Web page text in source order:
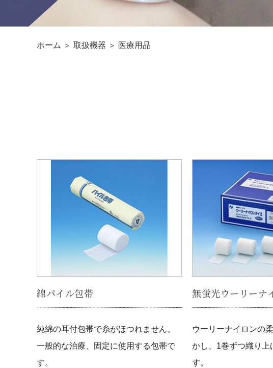
ホーム ＞ 取扱機器 ＞ 医療用品
綿パイル包帯
純綿の耳付包帯で糸がほつれません。
一般的な治療、固定に使用する包帯で
す。
無蛍光ウーリーナ
ウーリーナイロンの
かし、1巻ずつ織り上
す。